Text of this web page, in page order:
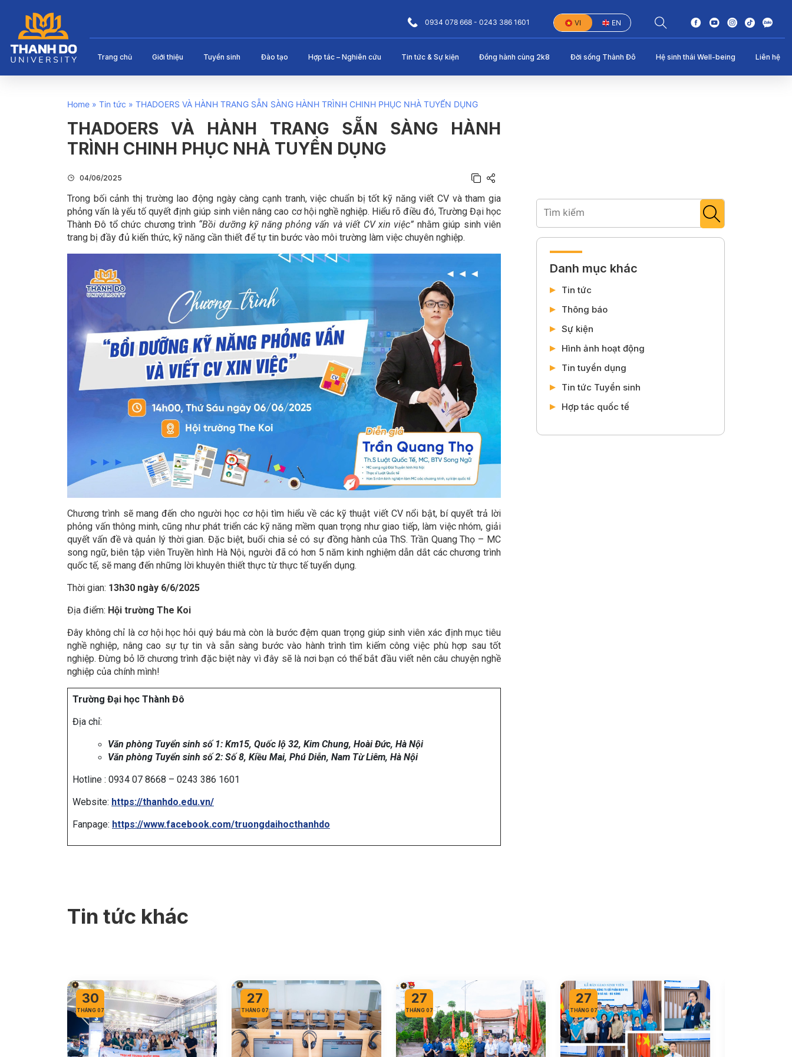
0934 078 668 - 0243 386 1601 VI EN
Trang chủ Giới thiệu Tuyển sinh Đào tạo Hợp tác – Nghiên cứu Tin tức & Sự kiện Đồng hành cùng 2k8 Đời sống Thành Đô Hệ sinh thái Well-being Liên hệ
Home » Tin tức » THADOERS VÀ HÀNH TRANG SẴN SÀNG HÀNH TRÌNH CHINH PHỤC NHÀ TUYỂN DỤNG
THADOERS VÀ HÀNH TRANG SẴN SÀNG HÀNH
TRÌNH CHINH PHỤC NHÀ TUYỂN DỤNG
04/06/2025
Trong bối cảnh thị trường lao động ngày càng cạnh tranh, việc chuẩn bị tốt kỹ năng viết CV và tham gia
phỏng vấn là yếu tố quyết định giúp sinh viên nâng cao cơ hội nghề nghiệp. Hiểu rõ điều đó, Trường Đại học
Thành Đô tổ chức chương trình “Bồi dưỡng kỹ năng phỏng vấn và viết CV xin việc” nhằm giúp sinh viên
trang bị đầy đủ kiến thức, kỹ năng cần thiết để tự tin bước vào môi trường làm việc chuyên nghiệp.
Chương trình sẽ mang đến cho người học cơ hội tìm hiểu về các kỹ thuật viết CV nổi bật, bí quyết trả lời
phỏng vấn thông minh, cũng như phát triển các kỹ năng mềm quan trọng như giao tiếp, làm việc nhóm, giải
quyết vấn đề và quản lý thời gian. Đặc biệt, buổi chia sẻ có sự đồng hành của ThS. Trần Quang Thọ – MC
song ngữ, biên tập viên Truyền hình Hà Nội, người đã có hơn 5 năm kinh nghiệm dẫn dắt các chương trình
quốc tế, sẽ mang đến những lời khuyên thiết thực từ thực tế tuyển dụng.
Thời gian: 13h30 ngày 6/6/2025
Địa điểm: Hội trường The Koi
Đây không chỉ là cơ hội học hỏi quý báu mà còn là bước đệm quan trọng giúp sinh viên xác định mục tiêu
nghề nghiệp, nâng cao sự tự tin và sẵn sàng bước vào hành trình tìm kiếm công việc phù hợp sau tốt
nghiệp. Đừng bỏ lỡ chương trình đặc biệt này vì đây sẽ là nơi bạn có thể bắt đầu viết nên câu chuyện nghề
nghiệp của chính mình!
Trường Đại học Thành Đô
Địa chỉ:
Văn phòng Tuyển sinh số 1: Km15, Quốc lộ 32, Kim Chung, Hoài Đức, Hà Nội
Văn phòng Tuyển sinh số 2: Số 8, Kiều Mai, Phú Diễn, Nam Từ Liêm, Hà Nội
Hotline : 0934 07 8668 – 0243 386 1601
Website: https://thanhdo.edu.vn/
Fanpage: https://www.facebook.com/truongdaihocthanhdo
Danh mục khác
Tin tức
Thông báo
Sự kiện
Hình ảnh hoạt động
Tin tuyển dụng
Tin tức Tuyển sinh
Hợp tác quốc tế
Tin tức khác
30
THÁNG 07
27
THÁNG 07
27
THÁNG 07
27
THÁNG 07